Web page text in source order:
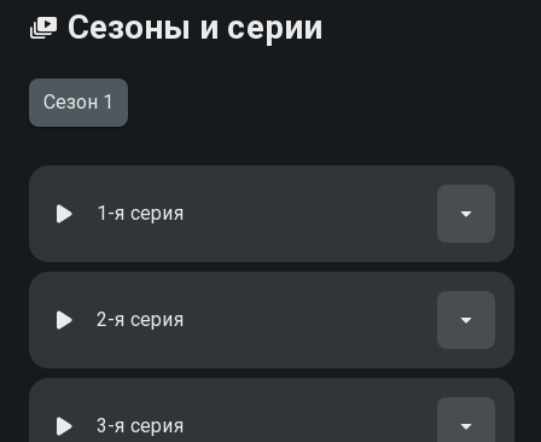
Сезоны и серии
Сезон 1
1-я серия
2-я серия
3-я серия